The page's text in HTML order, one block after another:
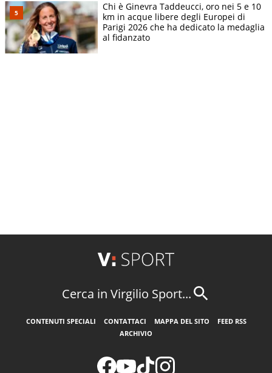
Chi è Ginevra Taddeucci, oro nei 5 e 10
km in acque libere degli Europei di
Parigi 2026 che ha dedicato la medaglia
al fidanzato
Cerca in Virgilio Sport...
CONTENUTI SPECIALI CONTATTACI MAPPA DEL SITO
FEED RSS
ARCHIVIO